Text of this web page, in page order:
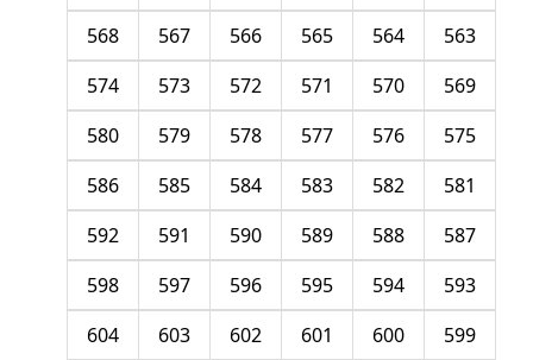
563
564
565
566
567
568
569
570
571
572
573
574
575
576
577
578
579
580
581
582
583
584
585
586
587
588
589
590
591
592
593
594
595
596
597
598
599
600
601
602
603
604